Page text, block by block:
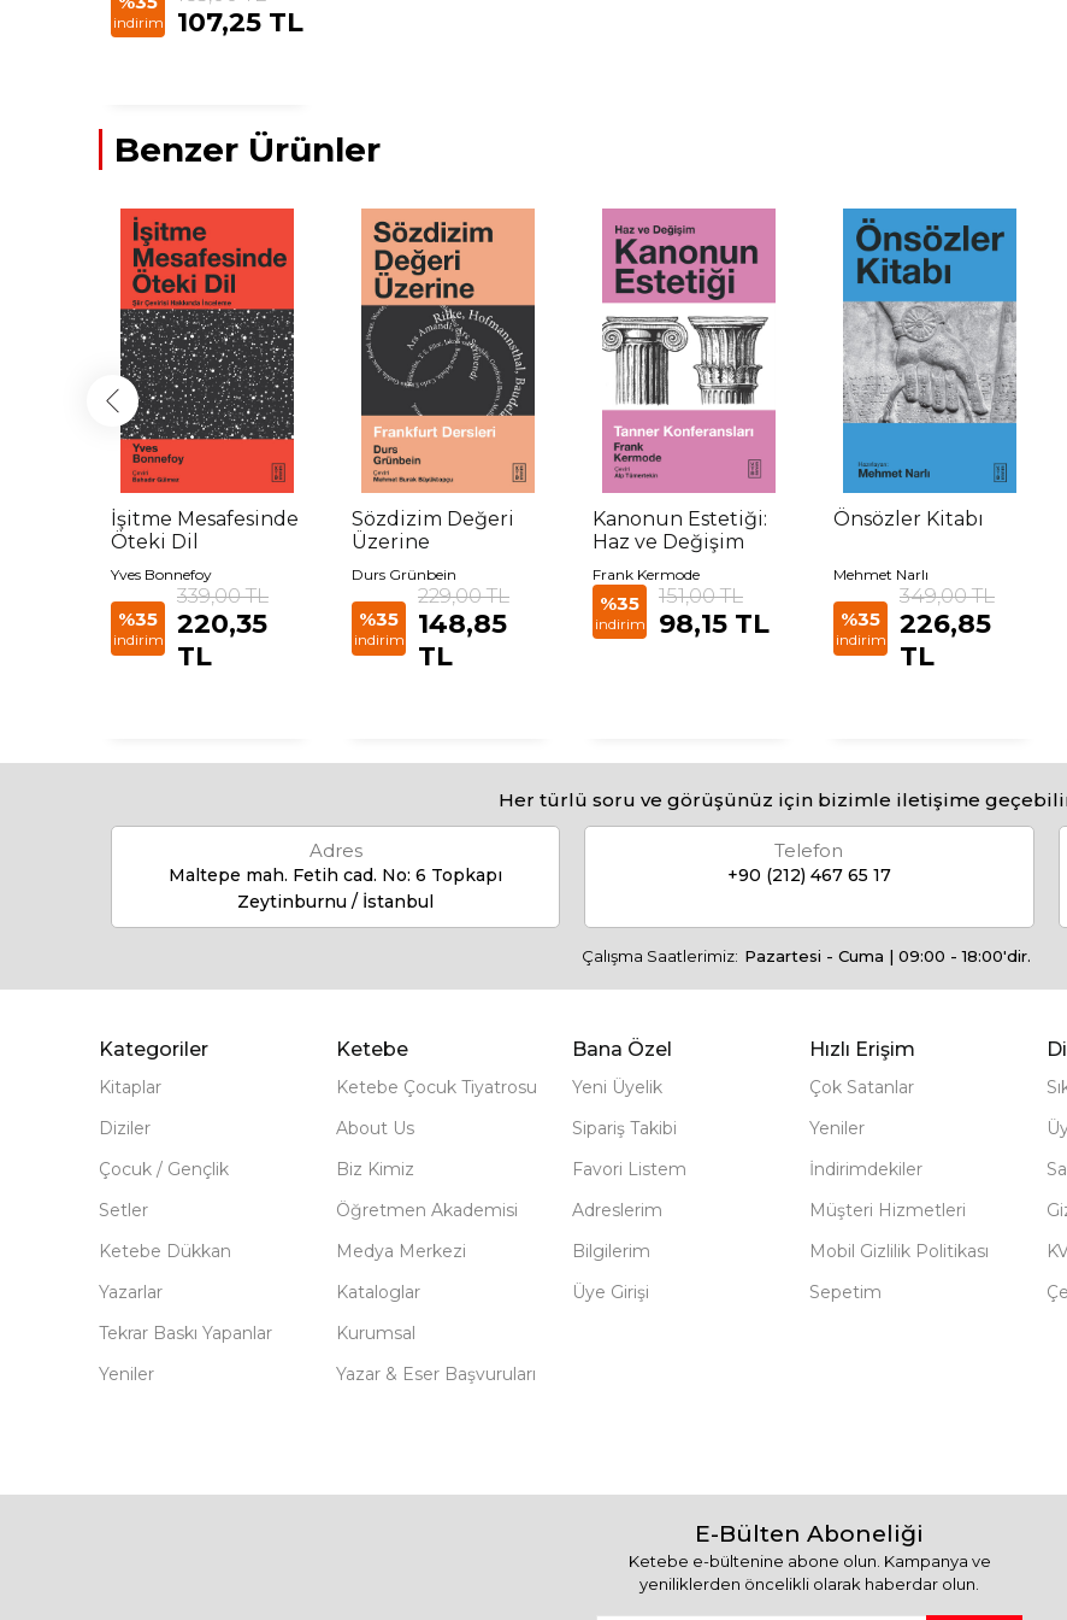
indirim 107,25 TL
Benzer Ürünler
İşitme Mesafesinde
Öteki Dil
Yves Bonnefoy
%35
indirim
339,00 TL
220,35
TL
Sözdizim Değeri
Üzerine
Durs Grünbein
%35
indirim
229,00 TL
148,85
TL
Kanonun Estetiği:
Haz ve Değişim
Frank Kermode
%35
indirim
151,00 TL
98,15 TL
Önsözler Kitabı
Mehmet Narlı
%35
indirim
349,00 TL
226,85
TL
Her türlü soru ve görüşünüz için bizimle iletişime
Adres
Maltepe mah. Fetih cad. No: 6 Topkapı
Zeytinburnu / İstanbul
Telefon
+90 (212) 467 65 17
Çalışma Saatlerimiz: Pazartesi - Cuma | 09:00 - 18:00'dir.
Kategoriler
Kitaplar
Diziler
Çocuk / Gençlik
Setler
Ketebe Dükkan
Yazarlar
Tekrar Baskı Yapanlar
Yeniler
Ketebe
Ketebe Çocuk Tiyatrosu
About Us
Biz Kimiz
Öğretmen Akademisi
Medya Merkezi
Kataloglar
Kurumsal
Yazar & Eser Başvuruları
Bana Özel
Yeni Üyelik
Sipariş Takibi
Favori Listem
Adreslerim
Bilgilerim
Üye Girişi
Hızlı Erişim
Çok Satanlar
Yeniler
İndirimdekiler
Müşteri Hizmetleri
Mobil Gizlilik Politikası
Sepetim
E-Bülten Aboneliği
Ketebe e-bültenine abone olun. Kampanya ve
yeniliklerden öncelikli olarak haberdar olun.